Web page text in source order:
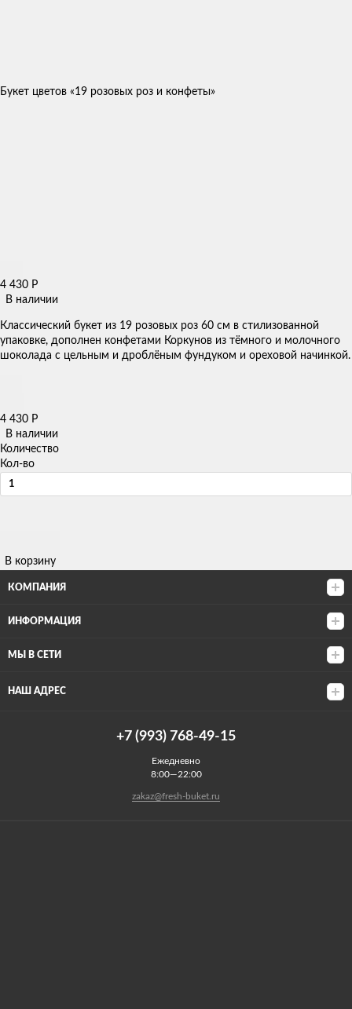
Букет цветов «19 розовых роз и конфеты»
4 430 Р
В наличии
Классический букет из 19 розовых роз 60 см в стилизованной
упаковке, дополнен конфетами Коркунов из тёмного и молочного
шоколада с цельным и дроблёным фундуком и ореховой начинкой.
4 430 Р
В наличии
Количество
Кол-во
В корзину
КОМПАНИЯ
ИНФОРМАЦИЯ
МЫ В СЕТИ
НАШ АДРЕС
+7 (993) 768-49-15
Ежедневно
8:00—22:00
zakaz@fresh-buket.ru